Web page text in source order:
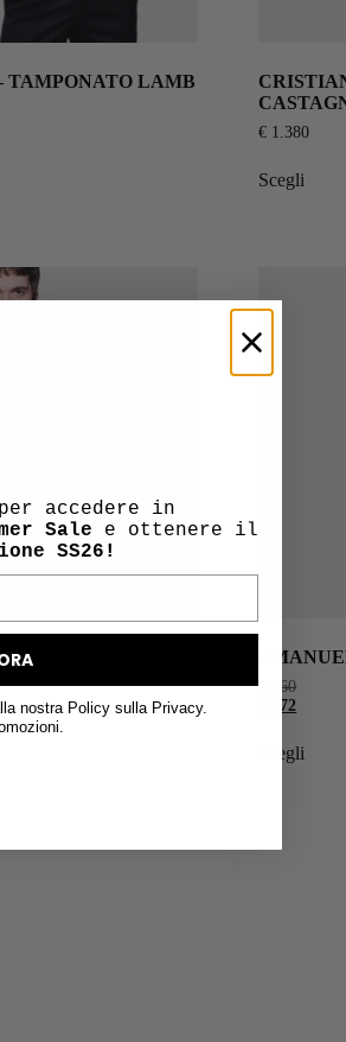
TAMPONATO LAMB
€ 1.380
Scegli
LAMB | NERO
960
672
Scegli
accedere in
Sale e ottenere il
SS26!
nostra Policy sulla Privacy.